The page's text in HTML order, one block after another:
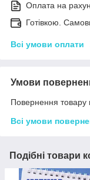
Оплата на
Готівкою.
Всі умови оплати
Умови
Повернення товару
Всі умови
Подібні товари